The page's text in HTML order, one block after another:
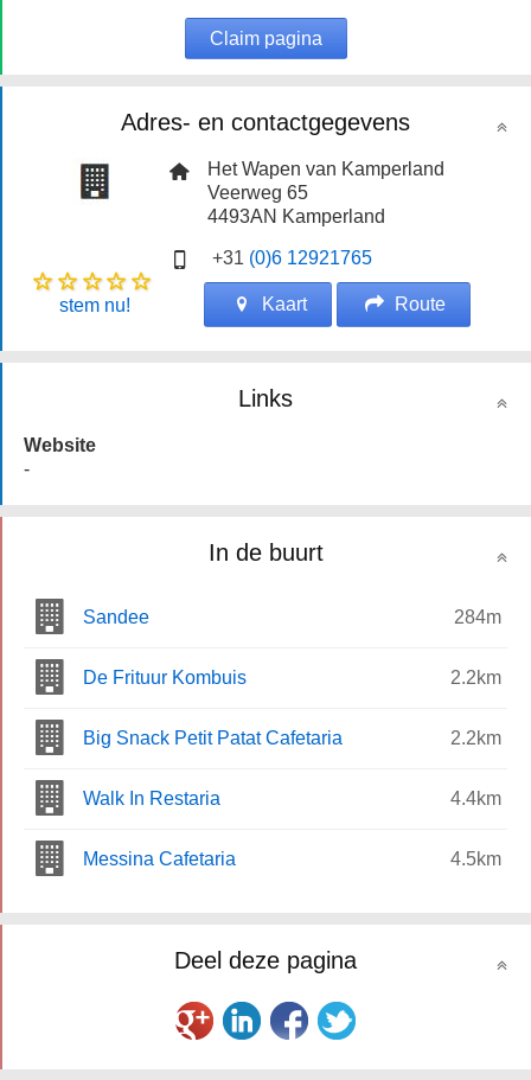
Claim pagina
Adres- en contactgegevens
Het Wapen van Kamperland
Veerweg 65
4493AN Kamperland
+31 (0)6 12921765
stem nu! Kaart Route
Links
Website
-
In de buurt
Sandee 284m
De Frituur Kombuis 2.2km
Big Snack Petit Patat Cafetaria 2.2km
Walk In Restaria 4.4km
Messina Cafetaria 4.5km
Deel deze pagina